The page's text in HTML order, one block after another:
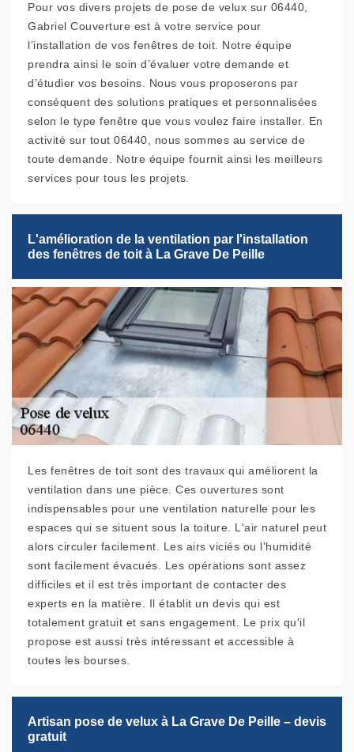
Pour vos divers projets de pose de velux sur 06440,
Gabriel Couverture est à votre service pour
l’installation de vos fenêtres de toit. Notre équipe
prendra ainsi le soin d’évaluer votre demande et
d’étudier vos besoins. Nous vous proposerons par
conséquent des solutions pratiques et personnalisées
selon le type fenêtre que vous voulez faire installer. En
activité sur tout 06440, nous sommes au service de
toute demande. Notre équipe fournit ainsi les meilleurs
services pour tous les projets.
L'amélioration de la ventilation par l'installation
des fenêtres de toit à La Grave De Peille
Les fenêtres de toit sont des travaux qui améliorent la
ventilation dans une pièce. Ces ouvertures sont
indispensables pour une ventilation naturelle pour les
espaces qui se situent sous la toiture. L'air naturel peut
alors circuler facilement. Les airs viciés ou l'humidité
sont facilement évacués. Les opérations sont assez
difficiles et il est très important de contacter des
experts en la matière. Il établit un devis qui est
totalement gratuit et sans engagement. Le prix qu'il
propose est aussi très intéressant et accessible à
toutes les bourses.
Artisan pose de velux à La Grave De Peille – devis
gratuit